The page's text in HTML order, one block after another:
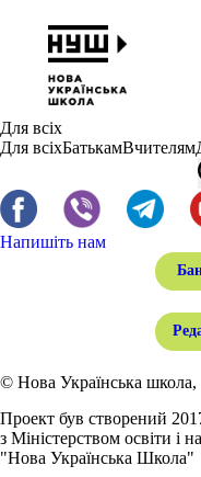
Для всіх
Для всіхБатькамВчителям
Напишіть нам
© Нова Українська школа,
Проект був створений
з Міністерством освіти і
"Нова Українська Школа"